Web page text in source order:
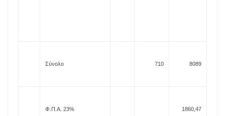
Σύνολο 710 8089
Φ.Π.Α. 23% 1860,47